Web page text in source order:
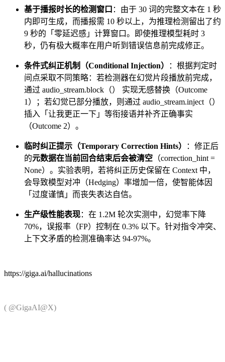
基于播报时长的检测窗口 ：由于 30 词的完整文本在 1 秒
内即可生成，而播报需 10 秒以上，为推理检测留出了约
9 秒的「零延迟感」计算窗口。即使推理模型耗时 3
秒，仍有极大概率在用户听到错误信息前完成修正。
条件式纠正机制（Conditional Injection）
：根据判定时
间点采取不同策略：若检测器在幻觉片段播放前完成，
通过 audio_stream.block（） 实现无感替换（Outcome
1）；若幻觉已部分播放，则通过 audio_stream.inject（）
插入「让我更正一下」等衔接语并补齐正确事实
（Outcome 2）。
临时纠正提示（Temporary Correction Hints）
：修正后
的元数据在当前回合结束后会被清空 （correction_hint =
None）。实验表明，若将纠正历史保留在 Context 中，
会导致模型对冲（Hedging）率增加一倍，使智能体因
「过度谨慎」而丧失表达自信。
生产级性能表现：在 1.2M 轮次实测中，幻觉率下降
70%，误报率（FP）控制在 0.3% 以下。针对指令冲突、
上下文矛盾的检测准确率达 94-97%。
https://giga.ai/hallucinations
( @GigaAI@X)